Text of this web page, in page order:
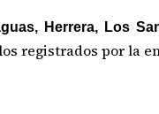
Herrera, Los
registrados por la